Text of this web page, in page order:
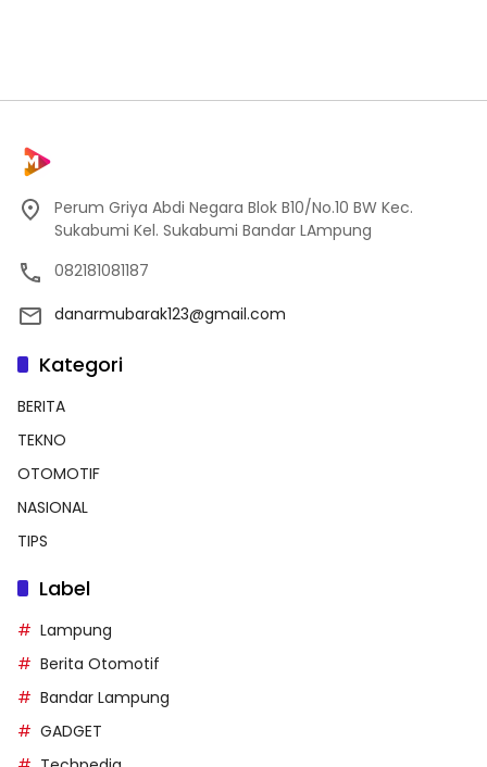
Perum Griya Abdi Negara Blok B10/No.10 BW Kec.
Sukabumi Kel. Sukabumi Bandar LAmpung
082181081187
danarmubarak123@gmail.com
Kategori
BERITA
TEKNO
OTOMOTIF
NASIONAL
TIPS
Label
Lampung
Berita Otomotif
Bandar Lampung
GADGET